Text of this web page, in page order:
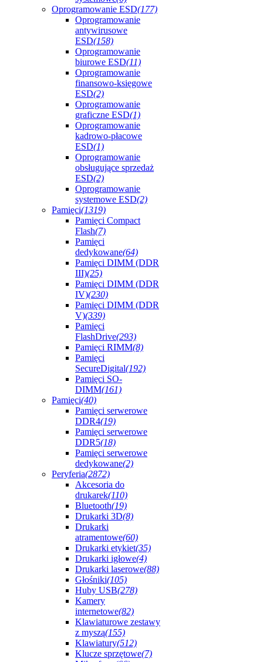
Oprogramowanie ESD(177)
Oprogramowanie
antywirusowe
ESD(158)
Oprogramowanie
biurowe ESD(11)
Oprogramowanie
finansowo-księgowe
ESD(2)
Oprogramowanie
graficzne ESD(1)
Oprogramowanie
kadrowo-płacowe
ESD(1)
Oprogramowanie
obsługujące sprzedaż
ESD(2)
Oprogramowanie
systemowe ESD(2)
Pamięci(1319)
Pamięci Compact
Flash(7)
Pamięci
dedykowane(64)
Pamięci DIMM (DDR
III)(25)
Pamięci DIMM (DDR
IV)(230)
Pamięci DIMM (DDR
V)(339)
Pamięci
FlashDrive(293)
Pamięci RIMM(8)
Pamięci
SecureDigital(192)
Pamięci SO-
DIMM(161)
Pamięci(40)
Pamięci serwerowe
DDR4(19)
Pamięci serwerowe
DDR5(18)
Pamięci serwerowe
dedykowane(2)
Peryferia(2872)
Akcesoria do
drukarek(110)
Bluetooth(19)
Drukarki 3D(8)
Drukarki
atramentowe(60)
Drukarki etykiet(35)
Drukarki igłowe(4)
Drukarki laserowe(88)
Głośniki(105)
Huby USB(278)
Kamery
internetowe(82)
Klawiaturowe zestawy
z myszą(155)
Klawiatury(512)
Klucze sprzętowe(7)